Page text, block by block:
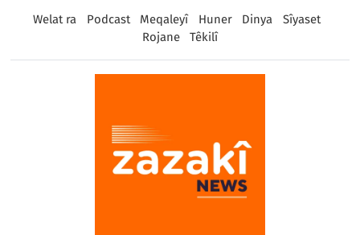
Welat ra Podcast Meqaleyî Huner Dinya
Sîyaset
Rojane
Têkilî